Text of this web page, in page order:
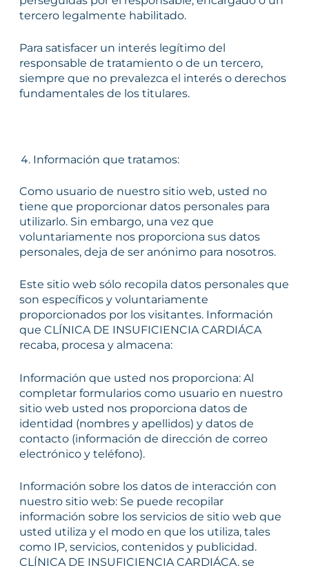
tercero legalmente habilitado.
Para satisfacer un interés legítimo del
responsable de tratamiento o de un tercero,
siempre que no prevalezca el interés o derechos
fundamentales de los titulares.
Información que tratamos:
Como usuario de nuestro sitio web, usted no
tiene que proporcionar datos personales para
utilizarlo. Sin embargo, una vez que
voluntariamente nos proporciona sus datos
personales, deja de ser anónimo para nosotros.
Este sitio web sólo recopila datos personales que
son específicos y voluntariamente
proporcionados por los visitantes. Información
que CLÍNICA DE INSUFICIENCIA CARDIÁCA
recaba, procesa y almacena:
Información que usted nos proporciona: Al
completar formularios como usuario en nuestro
sitio web usted nos proporciona datos de
identidad (nombres y apellidos) y datos de
contacto (información de dirección de correo
electrónico y teléfono).
Información sobre los datos de interacción con
nuestro sitio web: Se puede recopilar
información sobre los servicios de sitio web que
usted utiliza y el modo en que los utiliza, tales
como IP, servicios, contenidos y publicidad.
CLÍNICA DE INSUFICIENCIA CARDIÁCA. se